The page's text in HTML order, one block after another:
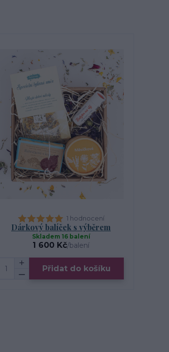
1 hodnocení
Dárkový balíček s výběrem
1 600 Kč/balení
Skladem 16 balení
Přidat do košíku